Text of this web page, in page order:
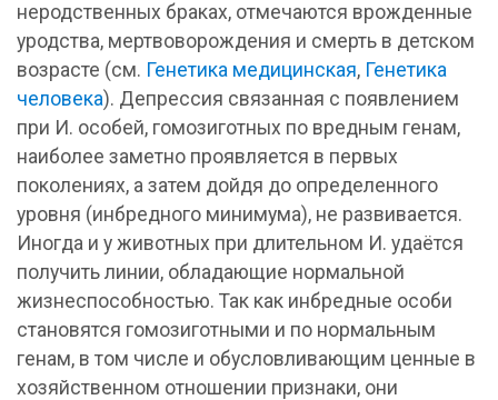
неродственных браках, отмечаются врожденные
уродства, мертвоворождения и смерть в детском
возрасте (см. Генетика медицинская, Генетика
человека). Депрессия связанная с появлением
при И. особей, гомозиготных по вредным генам,
наиболее заметно проявляется в первых
поколениях, а затем дойдя до определенного
уровня (инбредного минимума), не развивается.
Иногда и у животных при длительном И. удаётся
получить линии, обладающие нормальной
жизнеспособностью. Так как инбредные особи
становятся гомозиготными и по нормальным
генам, в том числе и обусловливающим ценные в
хозяйственном отношении признаки, они